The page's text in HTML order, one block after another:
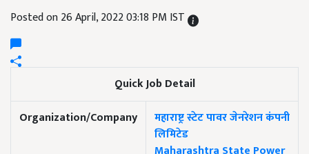
Posted on 26 April, 2022 03:18 PM IST
Quick Job Detail
Organization/Company
महाराष्ट्र स्टेट पावर जेनरेशन कंपनी
लिमिटेड